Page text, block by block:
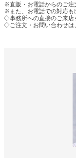
※直販・お電話からのご注
※また、お電話での対応も
◇事務所への直接のご来店
◇ご注文・お問い合わせは